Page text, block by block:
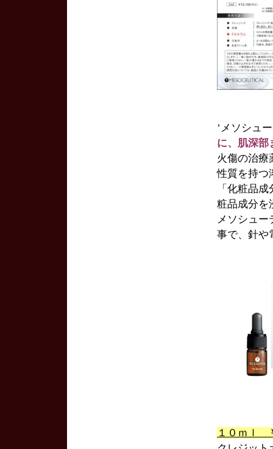
’メソシュ
に、肌深部
火傷の治療
性質を持つ
「化粧品
粧品成分を
メソシュー
事で、針や
１０ｍｌ